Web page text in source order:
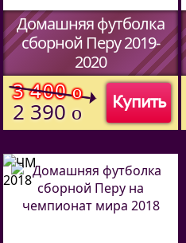
Домашняя футболка
сборной Перу 2019-
2020
(Код:)
Купить
3 400o
2 390 o